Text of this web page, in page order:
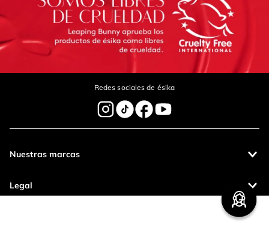
Redes sociales de ésika
Nuestras marcas
Legal